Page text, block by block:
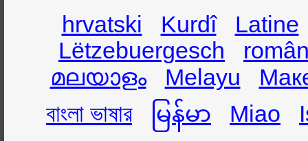
hrvatski
Kurdî
Latine
Lëtzebuergesch
മലയാളം
Melayu
বাংলা ভাষার
မြန်မာ Miao